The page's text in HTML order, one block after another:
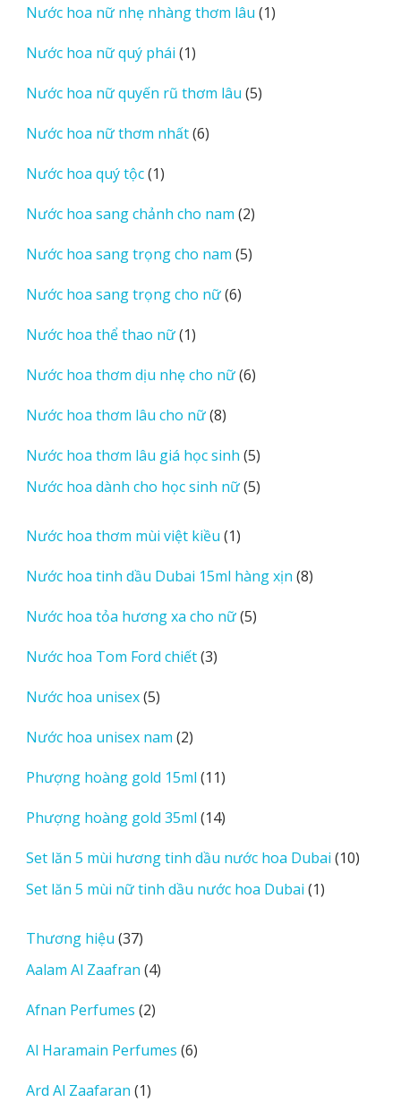
phẩm
Nước hoa nữ nhẹ nhàng thơm lâu 11
Nước hoa nữ quý phái 11
phẩm
Nước hoa nữ quyến rũ thơm lâu 55
Nước hoa nữ thơm nhất 66
Nước hoa quý tộc 11
phẩm
Nước hoa sang chảnh cho nam 22
phẩm
Nước hoa sang trọng cho nam 55
Nước hoa sang trọng cho nữ 66
Nước hoa thể thao nữ 11
phẩm
Nước hoa thơm dịu nhẹ cho nữ 66
Nước hoa thơm lâu cho nữ 88
phẩm
Nước hoa thơm lâu giá học sinh 55
sản
phẩm
Nước hoa dành cho học sinh nữ 55
Nước hoa thơm mùi việt kiều 11
phẩm
Nước hoa tinh dầu Dubai 15ml hàng xịn 88
Nước hoa tỏa hương xa cho nữ 55
Nước hoa Tom Ford chiết 33
Nước hoa unisex 55
phẩm
Nước hoa unisex nam 22
phẩm
Phượng hoàng gold 15ml 1111
phẩm
Phượng hoàng gold 35ml 1414
phẩm
Set lăn 5 mùi hương tinh dầu nước hoa Dubai 1010
Set lăn 5 mùi nữ tinh dầu nước hoa Dubai 11
Thương hiệu 3737
sản
phẩm
Aalam Al Zaafran 44
Afnan Perfumes 22
phẩm
Al Haramain Perfumes 66
Ard Al Zaafaran 11